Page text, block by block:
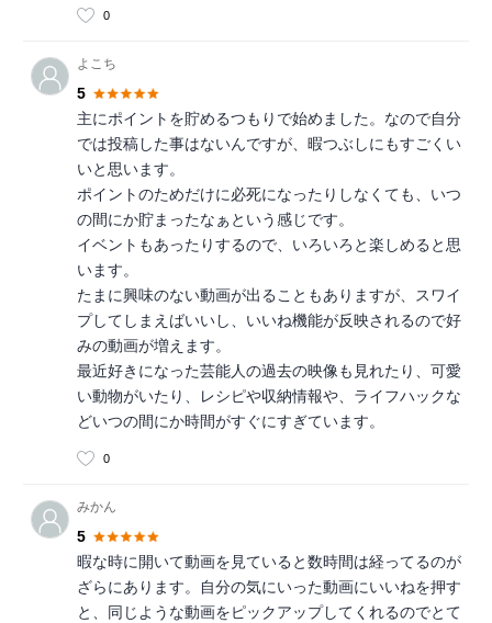
0
よこち
5
主にポイントを貯めるつもりで始めました。なので自分
では投稿した事はないんですが、暇つぶしにもすごくい
いと思います。
ポイントのためだけに必死になったりしなくても、いつ
の間にか貯まったなぁという感じです。
イベントもあったりするので、いろいろと楽しめると思
います。
たまに興味のない動画が出ることもありますが、スワイ
プしてしまえばいいし、いいね機能が反映されるので好
みの動画が増えます。
最近好きになった芸能人の過去の映像も見れたり、可愛
い動物がいたり、レシピや収納情報や、ライフハックな
どいつの間にか時間がすぐにすぎています。
0
みかん
5
暇な時に開いて動画を見ていると数時間は経ってるのが
ざらにあります。自分の気にいった動画にいいねを押す
と、同じような動画をピックアップしてくれるのでとて